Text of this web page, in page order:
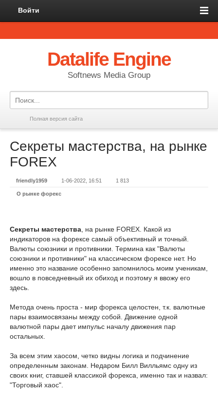
Войти
Datalife Engine
Softnews Media Group
Полная версия сайта
Секреты мастерства, на рынке
FOREX
friendly1959 1-06-2022, 16:51 1 813
О рынке форекс
Секреты мастерства , на рынке FOREX. Какой из
индикаторов на форексе самый объективный и точный.
Валюты союзники и противники. Термина как "Валюты
союзники и противники" на классическом форексе нет. Но
именно это название особенно запомнилось моим ученикам,
вошло в повседневный их обиход и поэтому я ввожу его
здесь.
Метода очень проста - мир форекса целостен, т.к. валютные
пары взаимосвязаны между собой. Движение одной
валютной пары дает импульс началу движения пар
остальных.
За всем этим хаосом, четко видны логика и подчинение
определенным законам. Недаром Билл Вилльямс одну из
своих книг, ставшей классикой форекса, именно так и назвал:
"Торговый хаос".